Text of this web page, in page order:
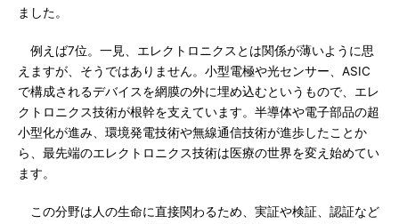
ました。
例えば7位。一見、エレクトロニクスとは関係が薄いように思
えますが、そうではありません。小型電極や光センサー、ASIC
で構成されるデバイスを網膜の外に埋め込むというもので、エレ
クトロニクス技術が根幹を支えています。半導体や電子部品の超
小型化が進み、環境発電技術や無線通信技術が進歩したことか
ら、最先端のエレクトロニクス技術は医療の世界を変え始めてい
ます。
この分野は人の生命に直接関わるため、実証や検証、認証など